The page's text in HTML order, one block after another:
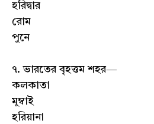
হরিদ্বার
রোম
পুনে
৭. ভারতের বৃহত্তম শহর—
কলকাতা
মুম্বাই
হরিয়ানা